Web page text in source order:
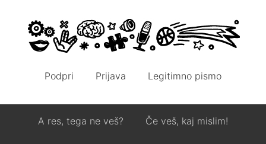
Podpri Prijava Legitimno pismo
A res, tega ne veš? Če veš, kaj mislim!